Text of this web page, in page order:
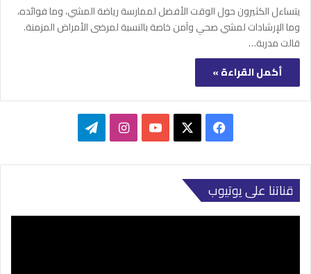
يتساءل الكثيرون حول الوقت الأفضل لممارسة رياضة المشي، وما فوائده،
وما الإرشادات لمشي صحي وآمن خاصة بالنسبة لمرضى الأمراض المزمنة.
قالت مدربة…
أكمل القراءة »
فيسبوك ‫YouTubeانستقرامتيلقرام
قناتنا على يوتيوب